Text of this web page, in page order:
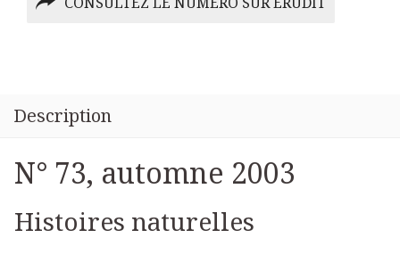
Description
N° 73, automne 2003
Histoires naturelles